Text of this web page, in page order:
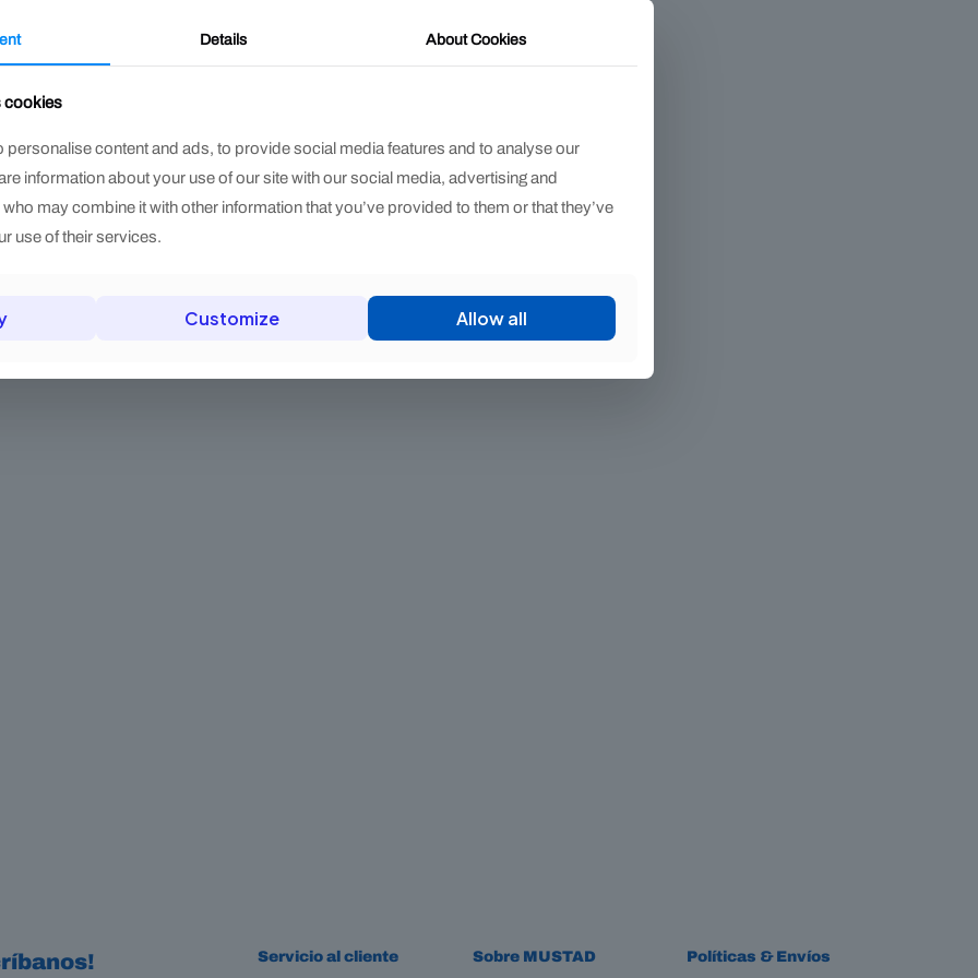
through
Servicio al cliente Sobre MUSTAD Políticas & Envíos
Details AboutCookies
cookies
personalise content and ads, to provide social media features and to analyse our
information about your use of our site with our social media, advertising and
may combine it with other information that you’ve provided to them or that they’ve
use of their services.
Customize Allow all